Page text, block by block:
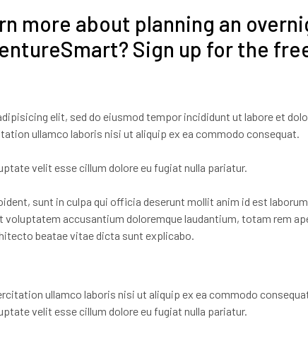
more about planning an
Sign up for the
elit, sed do eiusmod tempor incididunt ut labore et
ullamco laboris nisi ut aliquip ex ea commodo consequat.
velit esse cillum dolore eu fugiat nulla pariatur.
sunt in culpa qui officia deserunt mollit anim id est
accusantium doloremque laudantium, totam rem
beatae vitae dicta sunt explicabo.
ullamco laboris nisi ut aliquip ex ea commodo
velit esse cillum dolore eu fugiat nulla pariatur.